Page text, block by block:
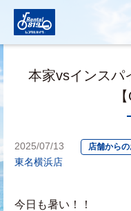
本家vsインスパ
2025/07/13 店舗から
東名横浜店
今日も暑い！！